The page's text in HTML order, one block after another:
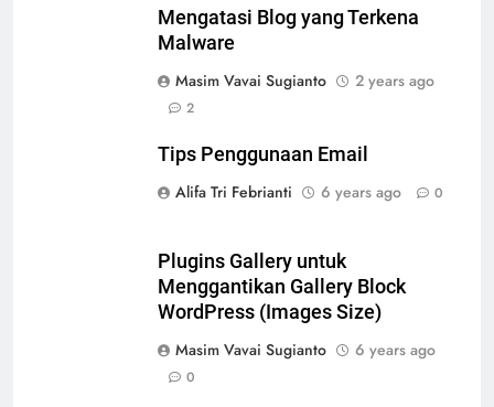
Mengatasi Blog yang Terkena
Malware
Masim Vavai Sugianto
2 years ago
2
Tips Penggunaan Email
Alifa Tri Febrianti
6 years ago 0
Plugins Gallery untuk
Menggantikan Gallery Block
WordPress (Images Size)
Masim Vavai Sugianto
6 years ago
0